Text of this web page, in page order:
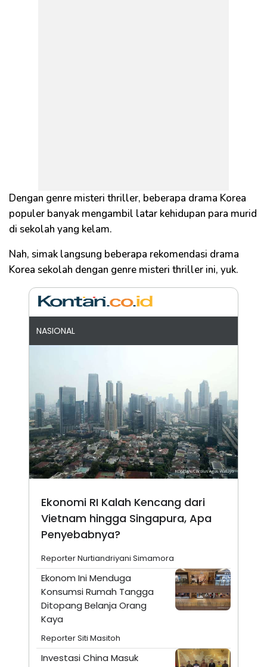
Dengan genre misteri thriller, beberapa drama Korea
populer banyak mengambil latar kehidupan para murid
di sekolah yang kelam.
Nah, simak langsung beberapa rekomendasi drama
Korea sekolah dengan genre misteri thriller ini, yuk.
NASIONAL
Ekonomi RI Kalah Kencang dari
Vietnam hingga Singapura, Apa
Penyebabnya?
Reporter Nurtiandriyani Simamora
Ekonom Ini Menduga
Konsumsi Rumah Tangga
Ditopang Belanja Orang
Kaya
Reporter Siti Masitoh
Investasi China Masuk